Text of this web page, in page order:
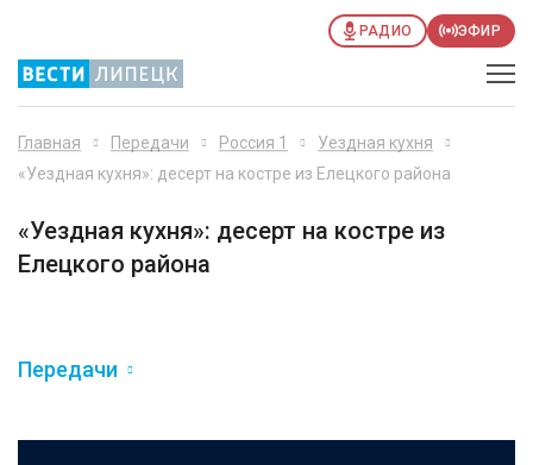
РАДИО ЭФИР
Главная Передачи Россия 1
Уездная кухня
«Уездная кухня»: десерт на костре из Елецкого района
«Уездная кухня»: десерт на костре из
Елецкого района
Передачи